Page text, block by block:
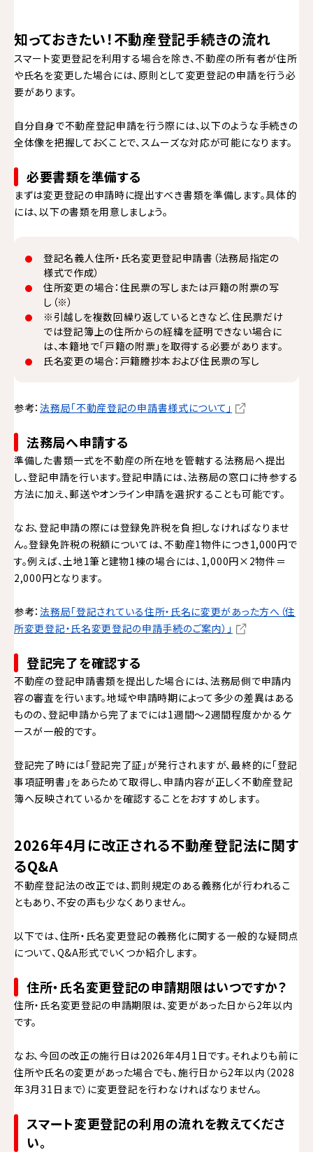
知っておきたい！不動産登記手続きの流れ
スマート変更登記を利用する場合を除き、不動産の所有者が住所
や氏名を変更した場合には、原則として変更登記の申請を行う必
要があります。
自分自身で不動産登記申請を行う際には、以下のような手続きの
全体像を把握しておくことで、スムーズな対応が可能になります。
必要書類を準備する
まずは変更登記の申請時に提出すべき書類を準備します。具体的
には、以下の書類を用意しましょう。
登記名義人住所・氏名変更登記申請書（法務局指定の
様式で作成）
住所変更の場合：住民票の写しまたは戸籍の附票の写
し（※）
※引越しを複数回繰り返しているときなど、住民票だけ
では登記簿上の住所からの経緯を証明できない場合に
は、本籍地で「戸籍の附票」を取得する必要があります。
氏名変更の場合：戸籍謄抄本および住民票の写し
参考：法務局「不動産登記の申請書様式について」
法務局へ申請する
準備した書類一式を不動産の所在地を管轄する法務局へ提出
し、登記申請を行います。登記申請には、法務局の窓口に持参する
方法に加え、郵送やオンライン申請を選択することも可能です。
なお、登記申請の際には登録免許税を負担しなければなりませ
ん。登録免許税の税額については、不動産1物件につき1,000円で
す。例えば、土地1筆と建物1棟の場合には、1,000円×2物件＝
2,000円となります。
参考：法務局「登記されている住所・氏名に変更があった方へ（住
所変更登記・氏名変更登記の申請手続のご案内）」
登記完了を確認する
不動産の登記申請書類を提出した場合には、法務局側で申請内
容の審査を行います。地域や申請時期によって多少の差異はある
ものの、登記申請から完了までには1週間〜2週間程度かかるケ
ースが一般的です。
登記完了時には「登記完了証」が発行されますが、最終的に「登記
事項証明書」をあらためて取得し、申請内容が正しく不動産登記
簿へ反映されているかを確認することをおすすめします。
2026年4月に改正される不動産登記法に関す
るQ&A
不動産登記法の改正では、罰則規定のある義務化が行われるこ
ともあり、不安の声も少なくありません。
以下では、住所・氏名変更登記の義務化に関する一般的な疑問点
について、Q&A形式でいくつか紹介します。
住所・氏名変更登記の申請期限はいつですか？
住所・氏名変更登記の申請期限は、変更があった日から2年以内
です。
なお、今回の改正の施行日は2026年4月1日です。それよりも前に
住所や氏名の変更があった場合でも、施行日から2年以内（2028
年3月31日まで）に変更登記を行わなければなりません。
スマート変更登記の利用の流れを教えてくださ
い。